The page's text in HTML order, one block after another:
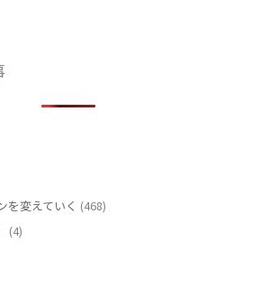
を変えていく (468)
(4)